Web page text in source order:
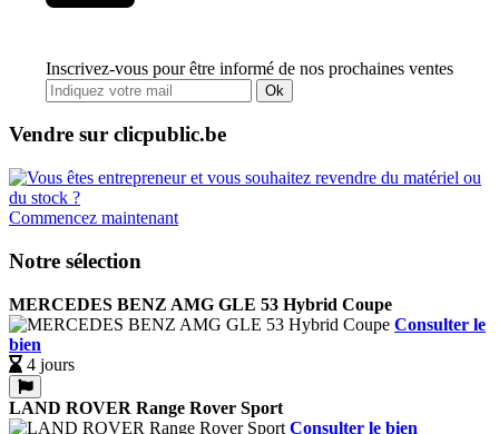
Inscrivez-vous pour être informé de nos prochaines ventes
Ok
Vendre sur clicpublic.be
Commencez maintenant
Notre sélection
MERCEDES BENZ AMG GLE 53 Hybrid Coupe
Consulter le
bien
4 jours
LAND ROVER Range Rover Sport
Consulter le bien